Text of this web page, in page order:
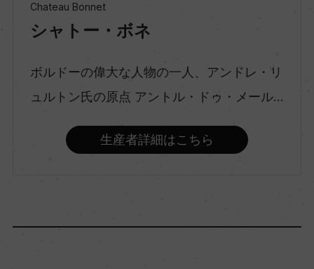
スティルワイン
フルボディ
メルロー 60%/カベルネ・ソーヴィニヨン 40%
Chateau Bonnet
シャトー・ボネ
ボルドーの偉大な人物の一人、アンドレ・リ
ュルトン氏の原点 アントル・ドゥ・メール...
生産者詳細はこちら